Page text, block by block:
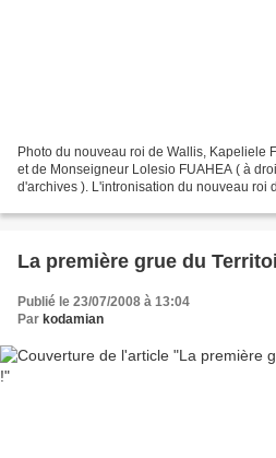
Photo du nouveau roi de Wallis, Kapeliele
et de Monseigneur Lolesio FUAHEA ( à
d'archives ). L'intronisation du nouveau roi
La première grue du
Publié le 23/07/2008 à 13:04
Par kodamian